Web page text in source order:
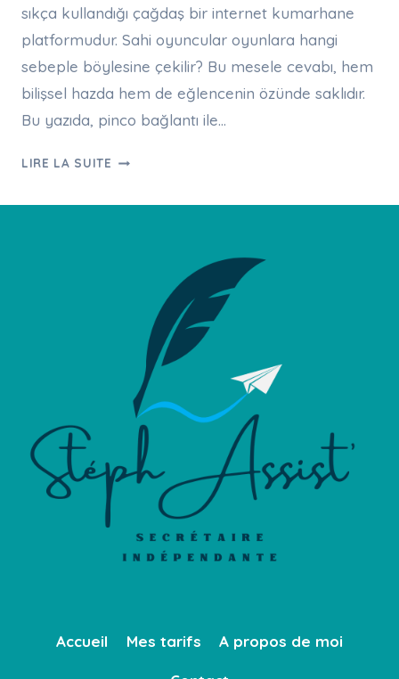
sıkça kullandığı çağdaş bir internet kumarhane
platformudur. Sahi oyuncular oyunlara hangi
sebeple böylesine çekilir? Bu mesele cevabı, hem
bilişsel hazda hem de eğlencenin özünde saklıdır.
Bu yazıda, pinco bağlantı ile…
LIRE LA SUITE PINCO:
ZEVKINI
Accueil Mes tarifs A propos de moi